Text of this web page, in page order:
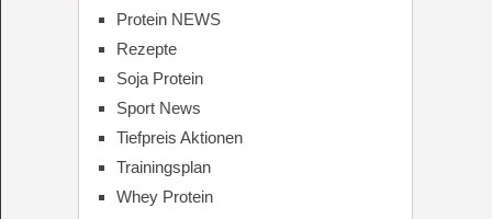
Protein NEWS
Rezepte
Soja Protein
Sport News
Tiefpreis Aktionen
Trainingsplan
Whey Protein